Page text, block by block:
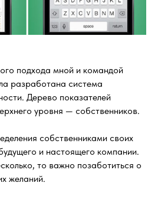
подхода мной и командой
разработана система
Дерево показателей
уровня — собственников.
собственниками своих
и настоящего компании.
то важно позаботиться о
желаний.